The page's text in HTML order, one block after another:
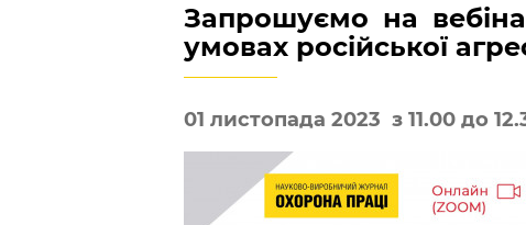
Запрошуємо на
умовах російської
01 листопада 2023 з 11.00 до